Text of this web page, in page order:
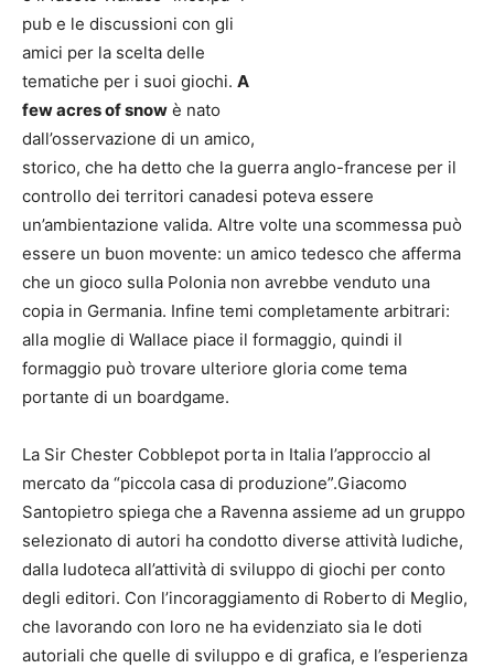
pub e le discussioni con gli
amici per la scelta delle
tematiche per i suoi giochi. A
few acres of snow è nato
dall’osservazione di un amico,
storico, che ha detto che la guerra anglo-francese per il
controllo dei territori canadesi poteva essere
un’ambientazione valida. Altre volte una scommessa può
essere un buon movente: un amico tedesco che afferma
che un gioco sulla Polonia non avrebbe venduto una
copia in Germania. Infine temi completamente arbitrari:
alla moglie di Wallace piace il formaggio, quindi il
formaggio può trovare ulteriore gloria come tema
portante di un boardgame.
La Sir Chester Cobblepot porta in Italia l’approccio al
mercato da “piccola casa di produzione”.Giacomo
Santopietro spiega che a Ravenna assieme ad un gruppo
selezionato di autori ha condotto diverse attività ludiche,
dalla ludoteca all’attività di sviluppo di giochi per conto
degli editori. Con l’incoraggiamento di Roberto di Meglio,
che lavorando con loro ne ha evidenziato sia le doti
autoriali che quelle di sviluppo e di grafica, e l’esperienza